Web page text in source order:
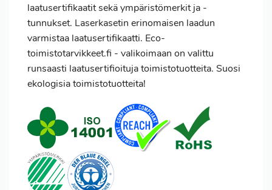
laatusertifikaatit sekä ympäristömerkit ja -
tunnukset. Laserkasetin erinomaisen laadun
varmistaa laatusertifikaatti. Eco-
toimistotarvikkeet.fi - valikoimaan on valittu
runsaasti laatusertifioituja toimistotuotteita. Suosi
ekologisia toimistotuotteita!